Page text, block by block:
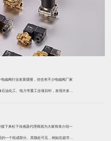
磁阀行业发展缓慢，但也有不少电磁阀厂家
油化工、电力等重工业项目时，发现许多项
下来松下传感器代理商就为大家简单介绍一
一个组成部分。其随处可见，例如在超市柜